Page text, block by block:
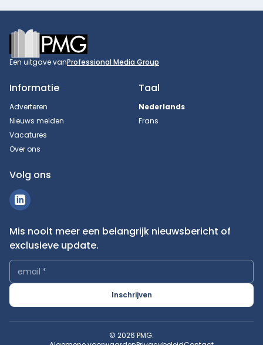
Footer
Een uitgave vanProfessional Media Group
Informatie
Adverteren
Nieuws melden
Vacatures
Over ons
Taal
Nederlands
Frans
Volg ons
Mis nooit meer een belangrijk nieuwsbericht of
exclusieve update.
email *
Inschrijven
© 2026 PMG.